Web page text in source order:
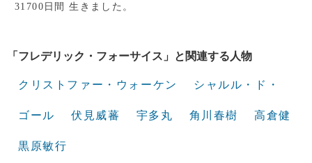
31700日間 生きました。
「フレデリック・フォーサイス」と関連する人物
クリストファー・ウォーケン シャルル・ド・
ゴール 伏見威蕃 宇多丸 角川春樹 高倉健
黒原敏行